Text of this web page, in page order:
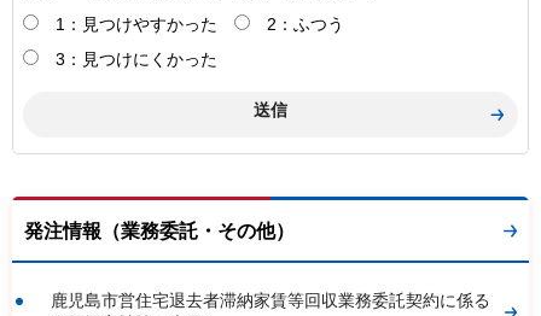
1：見つけやすかった
2：ふつう
3：見つけにくかった
発注情報（業務委託・その他）
鹿児島市営住宅退去者滞納家賃等回収業務委託契約に係る